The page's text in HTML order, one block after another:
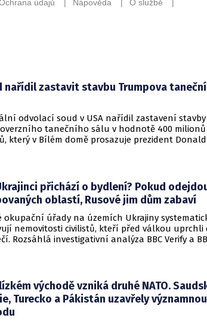
nařídil zastavit stavbu Trumpova
odvolací soud v USA nařídil zastavení stavby
tanečního sálu v hodnotě 400 milionů
který v Bílém domě prosazuje prezident Donald
přichází o bydlení? Pokud
oblastí, Rusové jim dům zabaví
okupační úřady na územích Ukrajiny
nemovitosti civilistů, kteří před válkou uprchli
Rozsáhlá investigativní analýza BBC Verify a
východě vzniká druhé NATO.
Turecko a Pákistán uzavřely významnou